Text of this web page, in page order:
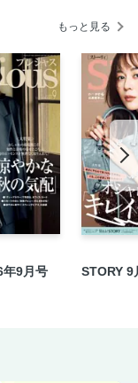
ちの、自分軸オシ
たい！
ちの冬ゴルフこだ
ネタ教えて！
ーク」術
い！
てください (5)
もっと見る
9月号 STORY 9